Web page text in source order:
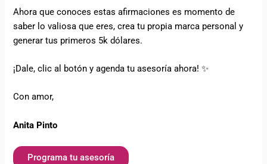
Ahora que conoces estas afirmaciones es momento de
saber lo valiosa que eres, crea tu propia marca personal y
generar tus primeros 5k dólares.
¡Dale, clic al botón y agenda tu asesoría ahora! ✨
Con amor,
Anita Pinto
Programa tu asesoría